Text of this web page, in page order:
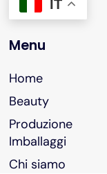
IT
Menu
Home
Beauty
Produzione
Imballaggi
Chi siamo